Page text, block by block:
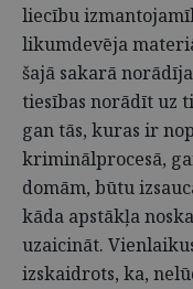
liecību
likumdevēja
šajā sakarā
tiesības norādīt uz
gan tās, kuras ir
kriminālprocesā,
domām, būtu
kāda apstākļa
uzaicināt.
izskaidrots, ka,